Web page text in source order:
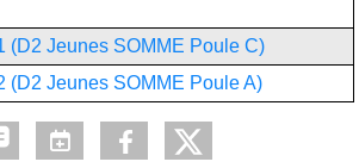
(D2 Jeunes SOMME Poule C)
(D2 Jeunes SOMME Poule A)